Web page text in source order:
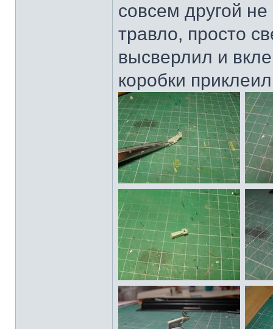
совсем другой
травло, просто
высверлил и
коробки